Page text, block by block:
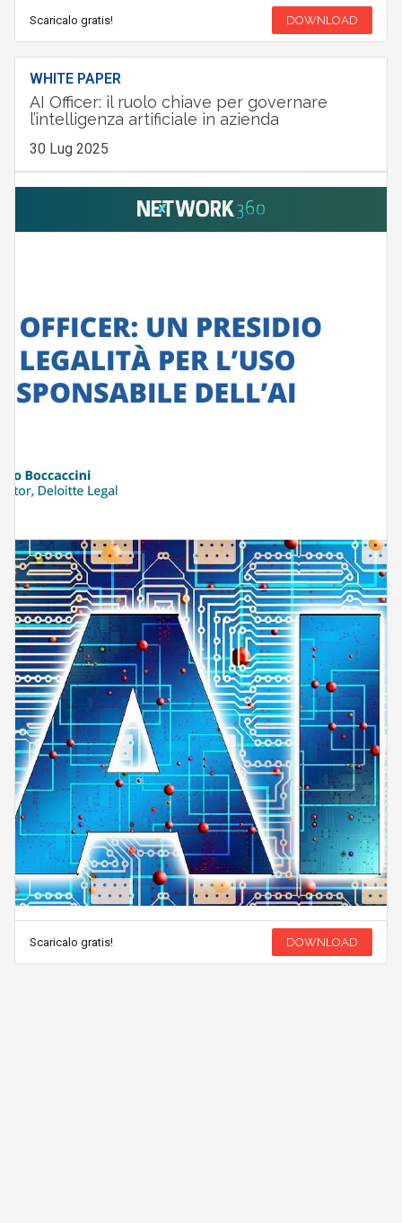
Scaricalo gratis! DOWNLOAD
WHITE PAPER
AI Officer: il ruolo chiave per governare
l’intelligenza artificiale in azienda
30 Lug 2025
Scaricalo gratis! DOWNLOAD